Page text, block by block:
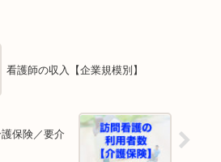
看護師の収入【企業規模別】
保険／要介